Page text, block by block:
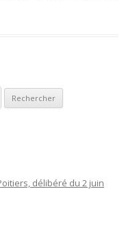
délibéré du 2 juin